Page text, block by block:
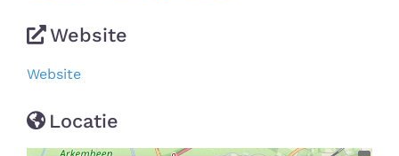
Website
Website
Locatie